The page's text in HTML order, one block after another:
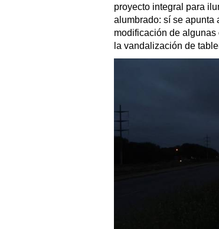
proyecto integral para
alumbrado: sí se apunta
modificación de
la vandalización de